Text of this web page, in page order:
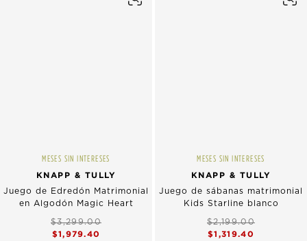
MESES SIN INTERESES
KNAPP & TULLY
Juego de Edredón Matrimonial
en Algodón Magic Heart
$3,299.00
$1,979.40
MESES SIN INTERESES
KNAPP & TULLY
Juego de sábanas matrimonial
Kids Starline blanco
$2,199.00
$1,319.40